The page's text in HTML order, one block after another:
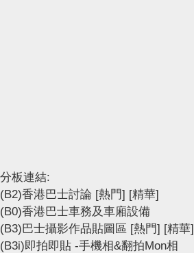
分板連結:
(B2)香港巴士討論 [熱門] [精華]
(B0)香港巴士車務及車廂設備
(B3)巴士攝影作品貼圖區 [熱門] [精華]
(B3i)即拍即貼 -手機相&翻拍Mon相